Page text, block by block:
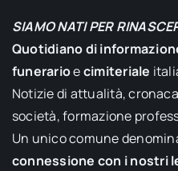
SIAMO NATI PER
Quotidiano di
funerarioecimiteriale
Notizie di attualità,
società, formazione
Un unico comune
connessione con i nostri